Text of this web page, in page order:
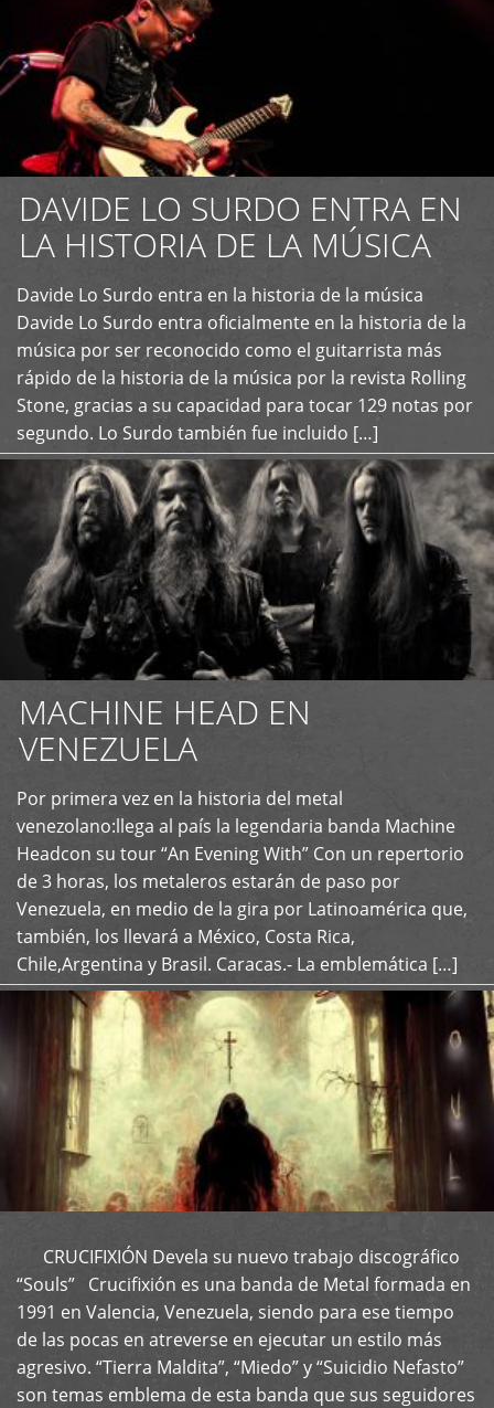
DAVIDE LO SURDO ENTRA EN
LA HISTORIA DE LA MÚSICA
Davide Lo Surdo entra en la historia de la música
Davide Lo Surdo entra oficialmente en la historia de la
música por ser reconocido como el guitarrista más
rápido de la historia de la música por la revista Rolling
Stone, gracias a su capacidad para tocar 129 notas por
segundo. Lo Surdo también fue incluido […]
+
MACHINE HEAD EN
VENEZUELA
Por primera vez en la historia del metal
venezolano:llega al país la legendaria banda Machine
Headcon su tour “An Evening With” Con un repertorio
de 3 horas, los metaleros estarán de paso por
Venezuela, en medio de la gira por Latinoamérica que,
también, los llevará a México, Costa Rica,
Chile,Argentina y Brasil. Caracas.- La emblemática […]
+
CRUCIFIXIÓN Devela su nuevo trabajo discográfico
“Souls” Crucifixión es una banda de Metal formada en
1991 en Valencia, Venezuela, siendo para ese tiempo
de las pocas en atreverse en ejecutar un estilo más
agresivo. “Tierra Maldita”, “Miedo” y “Suicidio Nefasto”
son temas emblema de esta banda que sus seguidores
+